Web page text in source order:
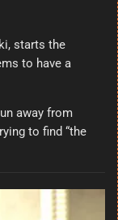
starts the
to have a
away from
to find “the